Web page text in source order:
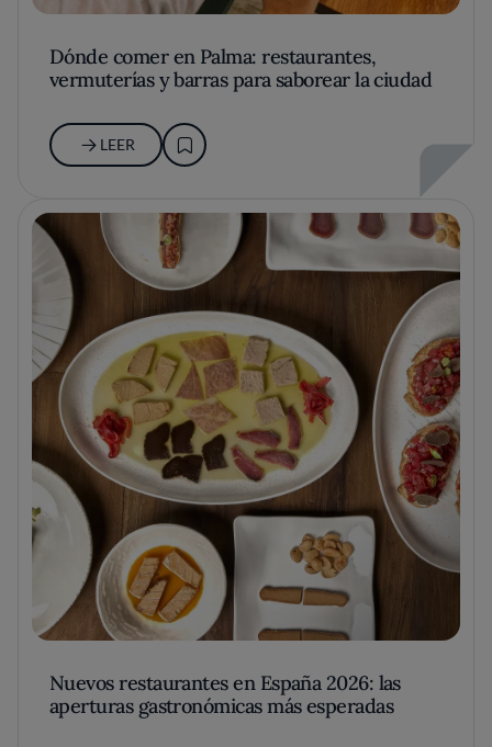
Dónde comer en Palma: restaurantes,
vermuterías y barras para saborear la ciudad
LEER
Nuevos restaurantes en España 2026: las
aperturas gastronómicas más esperadas